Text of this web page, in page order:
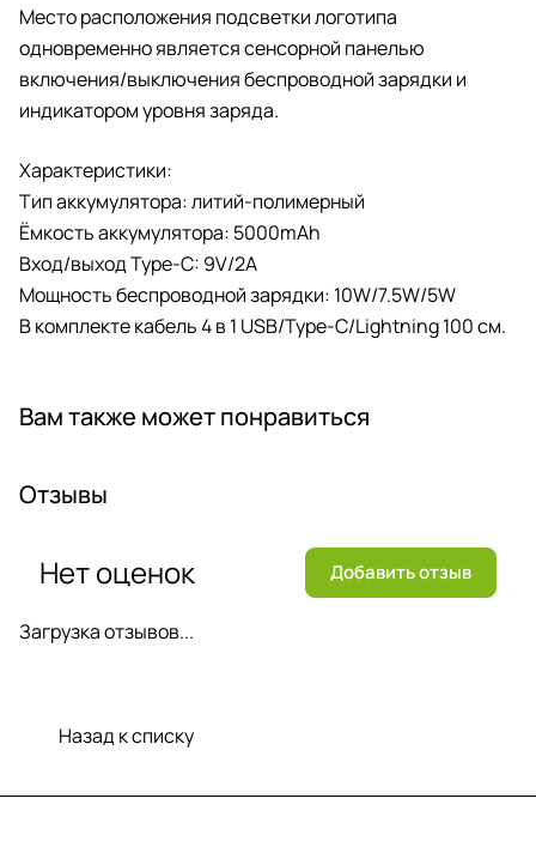
Место расположения подсветки логотипа
одновременно является сенсорной панелью
включения/выключения беспроводной зарядки и
индикатором уровня заряда.
Характеристики:
Тип аккумулятора: литий-полимерный
Ёмкость аккумулятора: 5000mAh
Вход/выход Type-C: 9V/2A
Мощность беспроводной зарядки: 10W/7.5W/5W
В комплекте кабель 4 в 1 USB/Type-C/Lightning 100 см.
Вам также может понравиться
Отзывы
Загрузка отзывов...
Нет оценок Добавить отзыв
Назад к списку